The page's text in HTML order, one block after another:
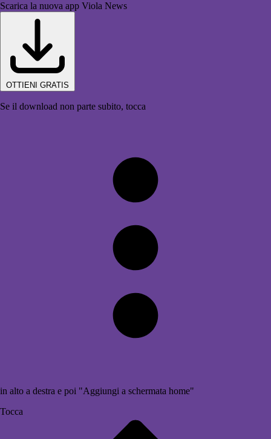
Scarica la nuova app Viola News
OTTIENI GRATIS
Se il download non parte subito, tocca
in alto a destra e poi "Aggiungi a schermata home"
Tocca